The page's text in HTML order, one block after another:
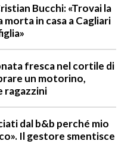
Bucchi: «Trovai la
morta in casa a Cagliari
fresca nel cortile di
un motorino,
ragazzini
dal b&b perché mio
Il gestore smentisce